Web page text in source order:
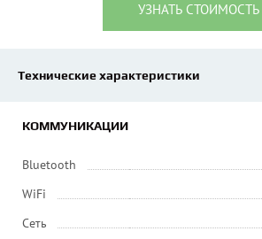
УЗНАТЬ СТОИМОСТЬ
Технические характеристики
КОММУНИКАЦИИ
Bluetooth
WiFi
Сеть